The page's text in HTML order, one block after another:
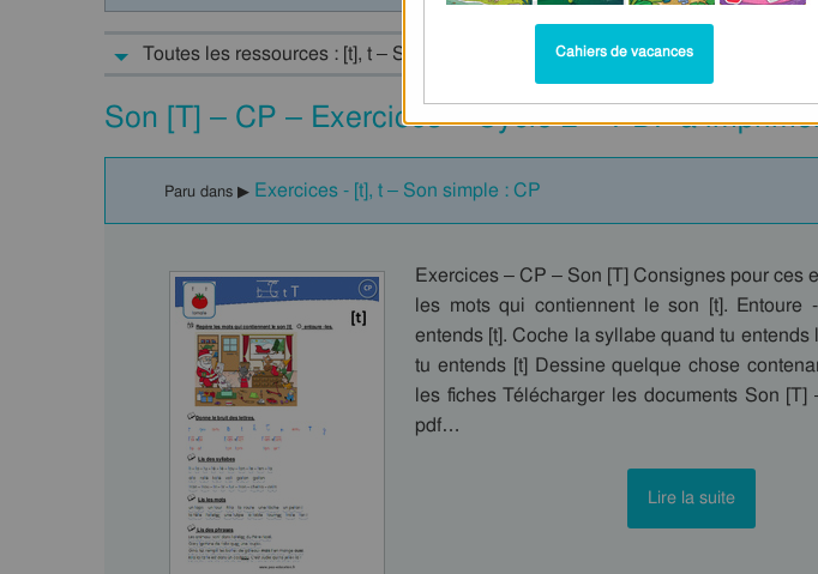
Toutes les ressources : [t], t – Son simple - Son simple - Phonologie - Français :
Son [T] – CP – Exercices – Cycle 2 – PDF à
Paru dans ▶ Exercices - [t], t – Son simple : CP
Exercices – CP – Son [T] Consignes pour ces
les mots qui contiennent le son [t]. Entoure
entends [t]. Coche la syllabe quand tu entends
tu entends [t] Dessine quelque chose
les fiches Télécharger les documents Son
pdf…
Lire la suite
Cahiers de vacances